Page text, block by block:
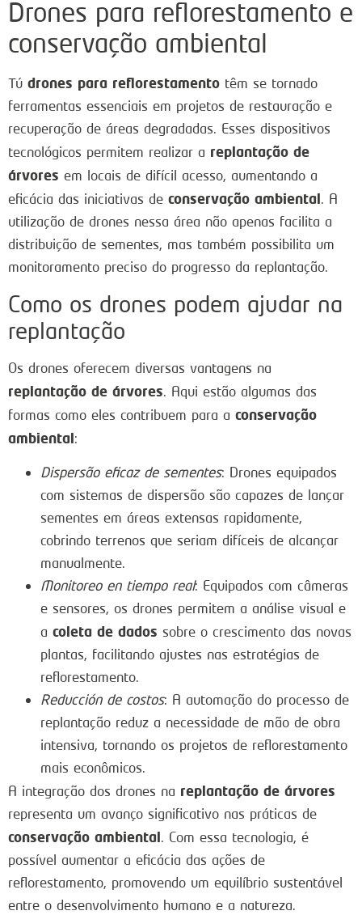
Drones para reflorestamento e
conservação ambiental
Tú drones para reflorestamento têm se tornado
ferramentas essenciais em projetos de restauração e
recuperação de áreas degradadas. Esses dispositivos
tecnológicos permitem realizar a replantação de
árvores em locais de difícil acesso, aumentando a
eficácia das iniciativas de conservação ambiental. A
utilização de drones nessa área não apenas facilita a
distribuição de sementes, mas também possibilita um
monitoramento preciso do progresso da replantação.
Como os drones podem ajudar na
replantação
Os drones oferecem diversas vantagens na
replantação de árvores. Aqui estão algumas das
formas como eles contribuem para a conservação
ambiental:
Dispersão eficaz de sementes: Drones equipados
com sistemas de dispersão são capazes de lançar
sementes em áreas extensas rapidamente,
cobrindo terrenos que seriam difíceis de alcançar
manualmente.
Monitoreo en tiempo real: Equipados com câmeras
e sensores, os drones permitem a análise visual e
a coleta de dados sobre o crescimento das novas
plantas, facilitando ajustes nas estratégias de
reflorestamento.
Reducción de costos: A automação do processo de
replantação reduz a necessidade de mão de obra
intensiva, tornando os projetos de reflorestamento
mais econômicos.
A integração dos drones na replantação de árvores
representa um avanço significativo nas práticas de
conservação ambiental. Com essa tecnologia, é
possível aumentar a eficácia das ações de
reflorestamento, promovendo um equilíbrio sustentável
entre o desenvolvimento humano e a natureza.